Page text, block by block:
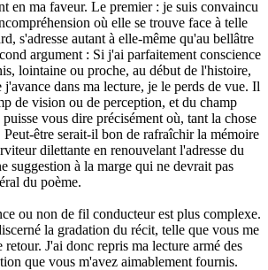
en ma faveur. Le premier : je suis convaincu
où elle se trouve face à telle
s'adresse autant à elle-même qu'au bellâtre
argument : Si j'ai parfaitement conscience
lointaine ou proche, au début de l'histoire,
j'avance dans ma lecture, je le perds de vue. Il
de vision ou de perception, et du champ
vous dire précisément où, tant la chose
Peut-être serait-il bon de rafraîchir la mémoire
dilettante en renouvelant l'adresse du
suggestion à la marge qui ne devrait pas
du poème.
ou non de fil conducteur est plus complexe.
la gradation du récit, telle que vous me
retour. J'ai donc repris ma lecture armé des
que vous m'avez aimablement fournis.